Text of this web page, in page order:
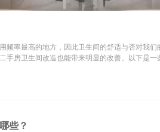
频率最高的地方，因此卫生间的舒适与否对我们
手房卫生间改造也能带来明显的改善。以下是一
砖的铺设
些？